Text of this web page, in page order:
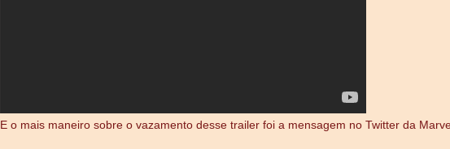
E o mais maneiro sobre o vazamento desse trailer foi a mensagem no Twitter da